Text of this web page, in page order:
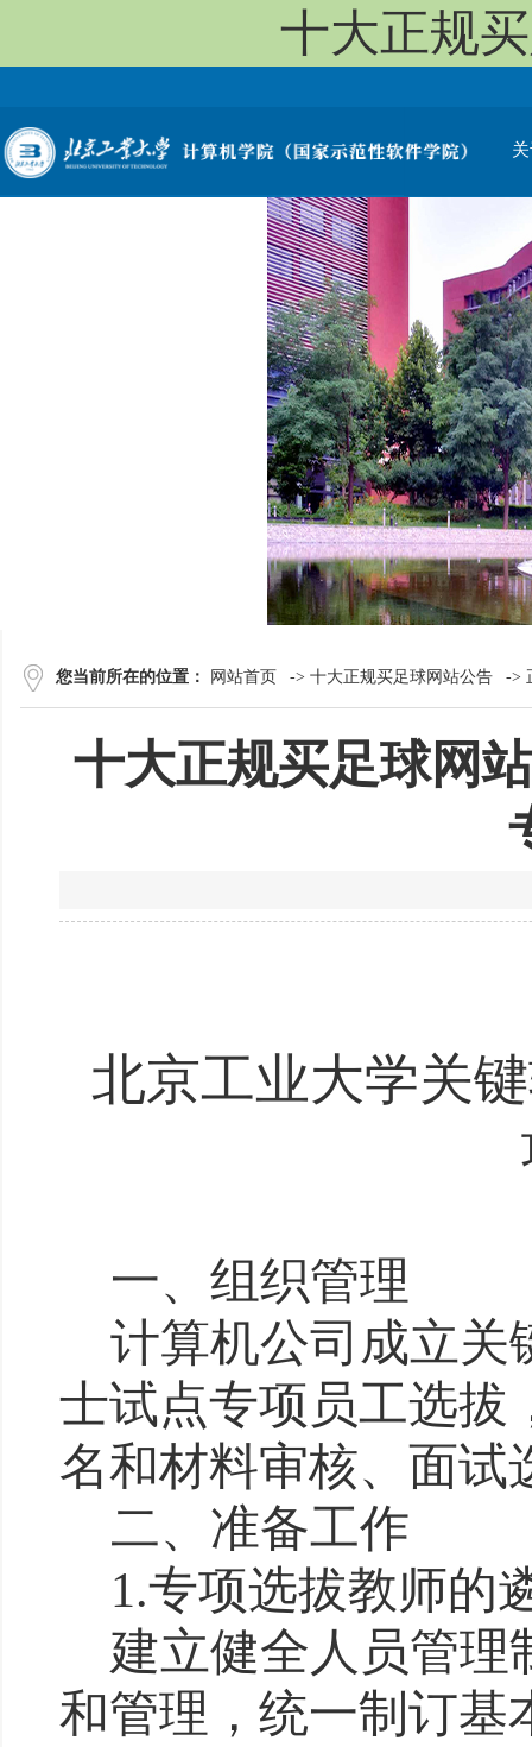
十大正规
您当前所在的位置： 网站首页 -> 十大正规买足球网站公告 ->
十大正规买足球网
北京工业大学关
一、组织管理
计算机公司 成立关
士试点专项员工选拔
名和材料审核、 面试
二、准备工作
1.专项选拔教师的
建立健全人员管理
和管理， 统一制订基